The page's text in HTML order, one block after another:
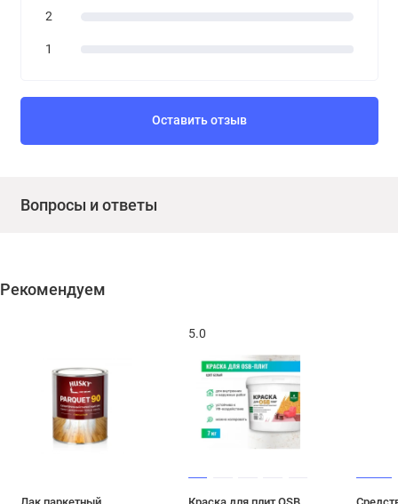
2
1
Оставить отзыв
Вопросы и ответы
Рекомендуем
5.0